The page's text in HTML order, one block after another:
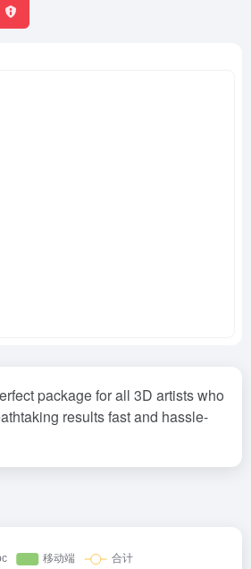
package for all 3D artists who
results fast and hassle-